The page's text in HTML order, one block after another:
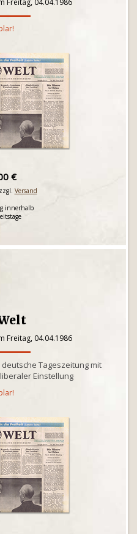
Freitag, 04.04.1986
€
Versand
innerhalb
Freitag, 04.04.1986
Tageszeitung mit
Einstellung